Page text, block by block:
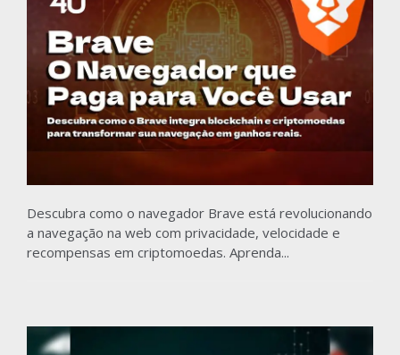
Descubra como o navegador Brave está revolucionando
a navegação na web com privacidade, velocidade e
recompensas em criptomoedas. Aprenda...